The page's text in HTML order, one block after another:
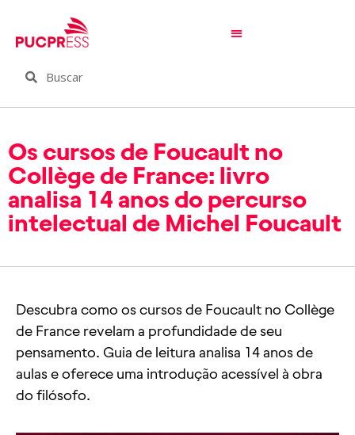
Os cursos de Foucault no
Collège de France: livro
analisa 14 anos do percurso
intelectual de Michel Foucault
Descubra como os cursos de Foucault no Collège
de France revelam a profundidade de seu
pensamento. Guia de leitura analisa 14 anos de
aulas e oferece uma introdução acessível à obra
do filósofo.